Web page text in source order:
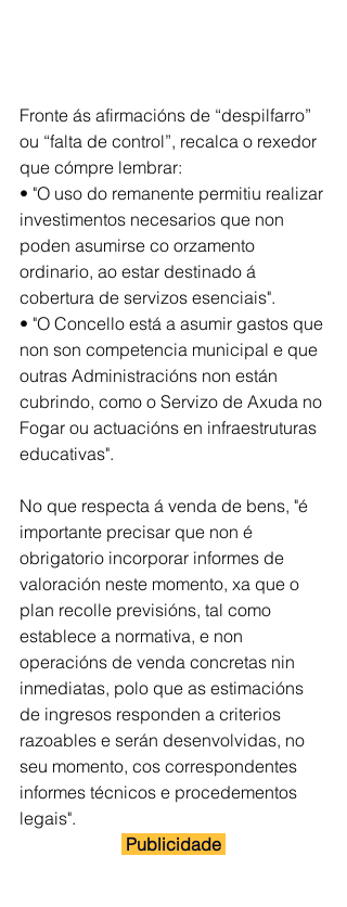
Fronte ás afirmacións de “despilfarro”
ou “falta de control”, recalca o rexedor
que cómpre lembrar:
• "O uso do remanente permitiu realizar
investimentos necesarios que non
poden asumirse co orzamento
ordinario, ao estar destinado á
cobertura de servizos esenciais".
• "O Concello está a asumir gastos que
non son competencia municipal e que
outras Administracións non están
cubrindo, como o Servizo de Axuda no
Fogar ou actuacións en infraestruturas
educativas".
No que respecta á venda de bens, "é
importante precisar que non é
obrigatorio incorporar informes de
valoración neste momento, xa que o
plan recolle previsións, tal como
establece a normativa, e non
operacións de venda concretas nin
inmediatas, polo que as estimacións
de ingresos responden a criterios
razoables e serán desenvolvidas, no
seu momento, cos correspondentes
informes técnicos e procedementos
legais".
Publicidade